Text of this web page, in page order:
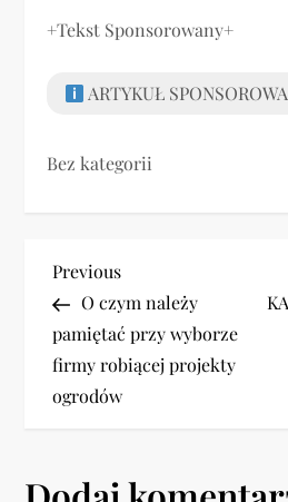
+Tekst Sponsorowany+
ARTYKUŁ
Bez kategorii
N
a
w
Previous
Post
Previous
O czym należy
pamiętać przy wyborze
firmy robiącej projekty
ogrodów